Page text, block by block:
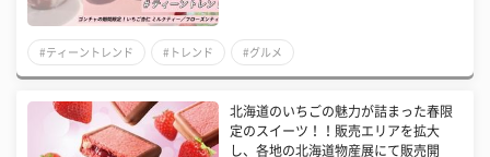
#ティーントレンド #トレンド #グルメ
北海道のいちごの魅力が詰まった春限
定のスイーツ！！販売エリアを拡大
し、各地の北海道物産展にて販売開